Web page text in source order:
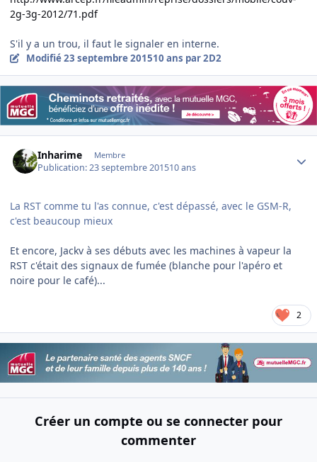
2g-3g-2012/71.pdf
S'il y a un trou, il faut le signaler en interne.
Modifié23 septembre 201510 ans par 2D2
Inharime Membre
Publication:23 septembre 201510 ans
La RST comme tu l'as connue, c'est dépassé, avec le GSM-R,
c'est beaucoup mieux
Et encore, Jackv à ses débuts avec les machines à vapeur la
RST c'était des signaux de fumée (blanche pour l'apéro et
noire pour le café)...
2
Créer un compte ou se connecter pour
commenter